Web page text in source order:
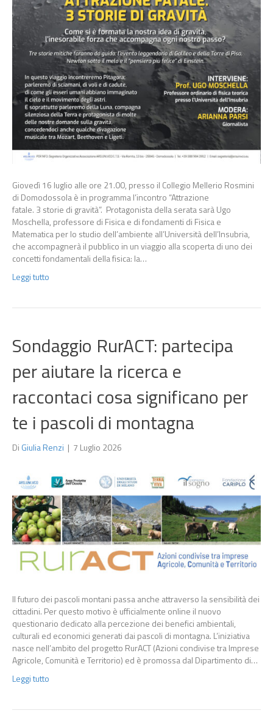
Giovedì 16 luglio alle ore 21.00, presso il Collegio Mellerio Rosmini
di Domodossola è in programma l’incontro “Attrazione
fatale. 3 storie di gravità”. Protagonista della serata sarà Ugo
Moschella, professore di Fisica e di fondamenti di Fisica e
Matematica per lo studio dell’ambiente all’Università dell’Insubria,
che accompagnerà il pubblico in un viaggio alla scoperta di uno dei
concetti fondamentali della fisica: la…
Leggi tutto
Sondaggio RurACT: partecipa
per aiutare la ricerca e
raccontaci cosa significano per
te i pascoli di montagna
Di Giulia Renzi | 7 Luglio 2026
Il futuro dei pascoli montani passa anche attraverso la sensibilità dei
cittadini. Per questo motivo è ufficialmente online il nuovo
questionario dedicato alla percezione dei benefici ambientali,
culturali ed economici generati dai pascoli di montagna. L’iniziativa
nasce nell’ambito del progetto RurACT (Azioni condivise tra Imprese
Agricole, Comunità e Territorio) ed è promossa dal Dipartimento di…
Leggi tutto